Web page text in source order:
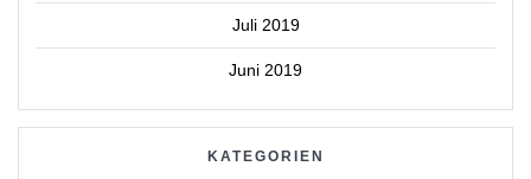
Juli 2019
Juni 2019
KATEGORIEN